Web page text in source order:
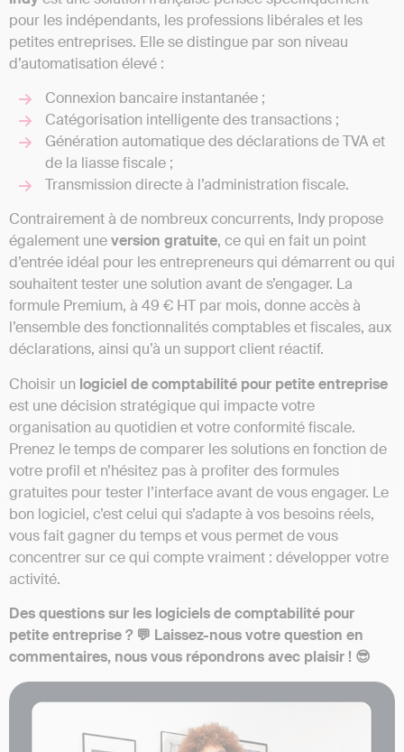
pour les indépendants, les professions libérales et les
petites entreprises. Elle se distingue par son niveau
d’automatisation élevé :
Connexion bancaire instantanée ;
Catégorisation intelligente des transactions ;
Génération automatique des déclarations de TVA et
de la liasse fiscale ;
Transmission directe à l’administration fiscale.
Contrairement à de nombreux concurrents, Indy propose
également uneversion gratuite, ce qui en fait un point
d’entrée idéal pour les entrepreneurs qui démarrent ou qui
souhaitent tester une solution avant de s’engager. La
formule Premium, à 49 € HT par mois, donne accès à
l’ensemble des fonctionnalités comptables et fiscales, aux
déclarations, ainsi qu’à un support client réactif.
Choisir un logiciel de comptabilité pour petite entreprise
est une décision stratégique qui impacte votre
organisation au quotidien et votre conformité fiscale.
Prenez le temps de comparer les solutions en fonction de
votre profil et n’hésitez pas à profiter des formules
gratuites pour tester l’interface avant de vous engager. Le
bon logiciel, c’est celui qui s’adapte à vos besoins réels,
vous fait gagner du temps et vous permet de vous
concentrer sur ce qui compte vraiment : développer votre
activité.
Des questions sur les logiciels de comptabilité pour
petite entreprise ? 💬 Laissez-nous votre question en
commentaires, nous vous répondrons avec plaisir ! 😎